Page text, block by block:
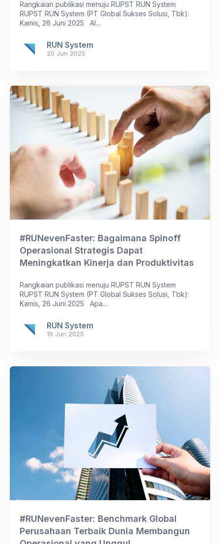
Rangkaian publikasi menuju RUPST RUN System
RUPST RUN System (PT Global Sukses Solusi, Tbk):
Kamis, 26 Juni 2025 AI...
RUN System
20 Jun 2025
#RUNevenFaster: Bagaimana Spinoff
Operasional Strategis Dapat
Meningkatkan Kinerja dan Produktivitas
Rangkaian publikasi menuju RUPST RUN System
RUPST RUN System (PT Global Sukses Solusi, Tbk):
Kamis, 26 Juni 2025 Apa...
RUN System
19 Jun 2025
#RUNevenFaster: Benchmark Global
Perusahaan Terbaik Dunia Membangun